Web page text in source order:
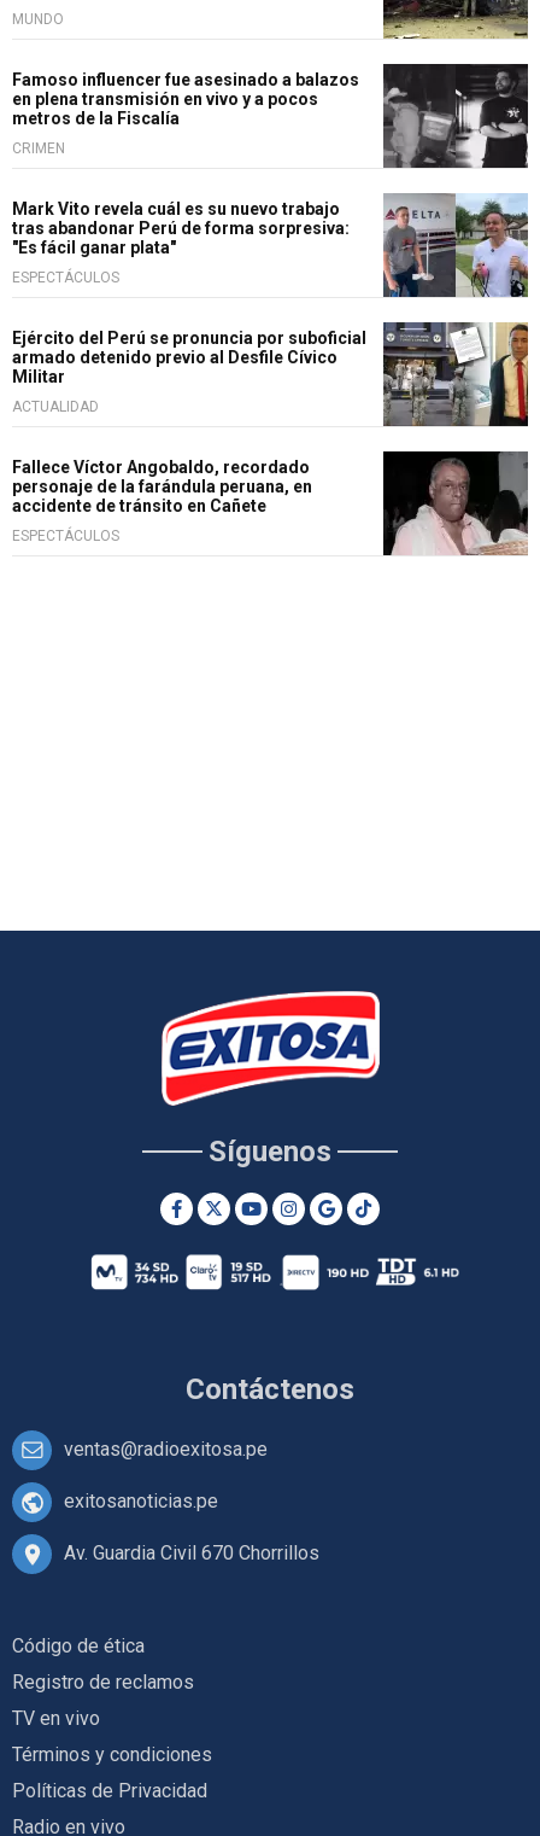
MUNDO
Famoso influencer fue asesinado a balazos
en plena transmisión en vivo y a pocos
metros de la Fiscalía
CRIMEN
Mark Vito revela cuál es su nuevo trabajo
tras abandonar Perú de forma sorpresiva:
"Es fácil ganar plata"
ESPECTÁCULOS
Ejército del Perú se pronuncia por suboficial
armado detenido previo al Desfile Cívico
Militar
ACTUALIDAD
Fallece Víctor Angobaldo, recordado
personaje de la farándula peruana, en
accidente de tránsito en Cañete
ESPECTÁCULOS
Contáctenos
ventas@radioexitosa.pe
exitosanoticias.pe
Av. Guardia Civil 670 Chorrillos
Síguenos
Código de ética
Registro de reclamos
TV en vivo
Términos y condiciones
Políticas de Privacidad
Radio en vivo